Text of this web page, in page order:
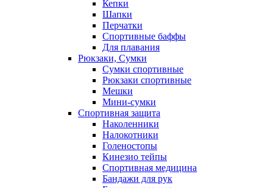
Кепки
Шапки
Перчатки
Спортивные баффы
Для плавания
Рюкзаки, Сумки
Сумки спортивные
Рюкзаки спортивные
Мешки
Мини-сумки
Спортивная защита
Наколенники
Налокотники
Голеностопы
Кинезио тейпы
Спортивная медицина
Бандажи для рук